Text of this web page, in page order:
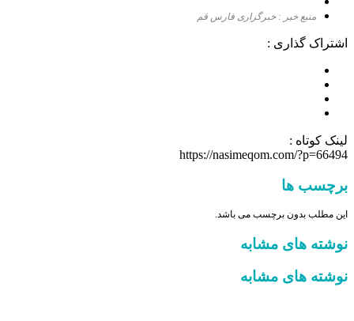
منبع خبر : خبرگزاری فارس قم
اشتراک گذاری :
لینک کوتاه :
https://nasimeqom.com/?p=66494
برچسب ها
این مطلب بدون برچسب می باشد.
نوشته های مشابه
نوشته های مشابه